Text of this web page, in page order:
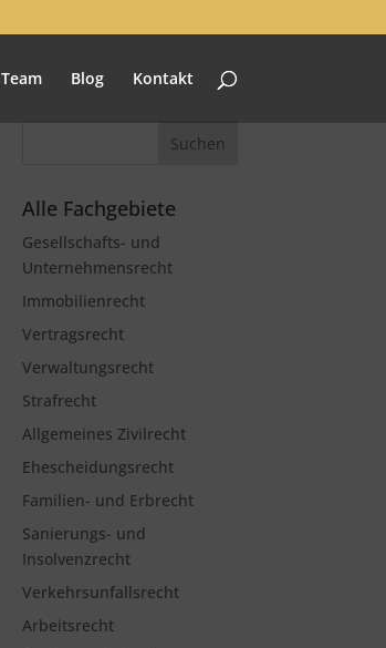
Team Blog Kontakt
Alle Fachgebiete
Gesellschafts- und
Unternehmensrecht
Immobilienrecht
Vertragsrecht
Verwaltungsrecht
Strafrecht
Allgemeines Zivilrecht
Ehescheidungsrecht
Familien- und Erbrecht
Sanierungs- und
Insolvenzrecht
Verkehrsunfallsrecht
Arbeitsrecht